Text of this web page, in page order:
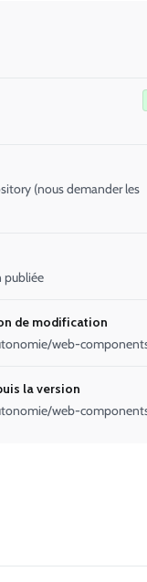
(nous demander les
publiée
de modification
web-
la version
web-